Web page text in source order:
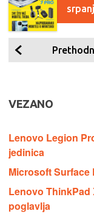
VEZANO
Lenovo Legion
jedinica
Microsoft Surface
Lenovo ThinkPad
poglavlja